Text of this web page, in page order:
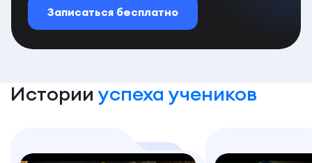
Записаться бесплатно
Истории успеха учеников